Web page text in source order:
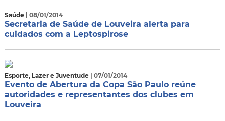
Saúde | 08/01/2014
Secretaria de Saúde de Louveira alerta para
cuidados com a Leptospirose
Esporte, Lazer e Juventude | 07/01/2014
Evento de Abertura da Copa São Paulo reúne
autoridades e representantes dos clubes em
Louveira